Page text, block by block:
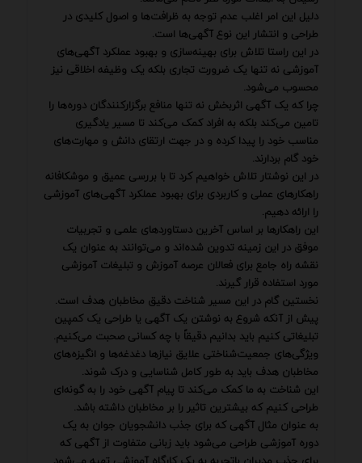
دلیل این امر اغلب عدم توجه به ظرافت‌ها و اصول کلیدی در
طراحی و انتشار این نوع آگهی‌ها است.
در این راستا تلاش برای بهینه‌سازی و بهبود عملکرد آگهی‌های
آموزشی نه تنها یک ضرورت تجاری بلکه یک وظیفه اخلاقی نیز
محسوب می‌شود.
چرا که یک آگهی اثربخش نه تنها منافع برگزارکنندگان دوره‌ها را
تامین می‌کند بلکه به افراد کمک می‌کند تا مسیر یادگیری
مناسب خود را پیدا کرده و در جهت ارتقای دانش و مهارت‌های
خود گام بردارند.
در این نوشتار تلاش خواهیم کرد تا با بررسی عمیق و موشکافانه
راهکارهای عملی و کاربردی برای بهبود عملکرد آگهی‌های آموزشی
را ارائه دهیم.
این راهکارها بر اساس آخرین دستاوردهای علمی و تجربیات
موفق در این زمینه تدوین شده‌اند و می‌توانند به عنوان یک
نقشه راه جامع برای فعالان عرصه آموزش و تبلیغات آموزشی
مورد استفاده قرار گیرند.
نخستین گام در این مسیر شناخت دقیق مخاطبان هدف است.
پیش از آنکه شروع به نوشتن یک آگهی یا طراحی یک کمپین
تبلیغاتی کنیم باید بدانیم دقیقاً با چه کسانی صحبت می‌کنیم.
ویژگی‌های جمعیت‌شناختی علایق نیازها دغدغه‌ها و انگیزه‌های
مخاطبان هدف باید به طور کامل شناسایی و درک شوند.
این شناخت به ما کمک می‌کند تا پیام آگهی خود را به گونه‌ای
طراحی کنیم که بیشترین تاثیر را بر مخاطبان داشته باشد.
به عنوان مثال آگهی که برای جذب دانشجویان جوان به یک
دوره آموزشی طراحی می‌شود باید زبانی متفاوت از آگهی که